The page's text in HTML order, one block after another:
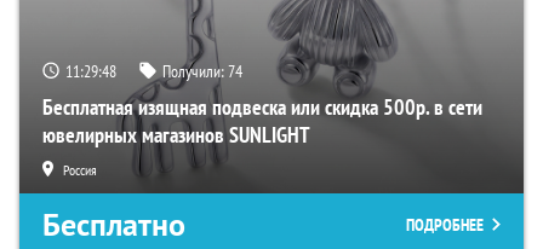
11:29:48 Получили:74
Бесплатная изящная подвеска или скидка 500р. в сети
ювелирных магазинов SUNLIGHT
Россия
Бесплатно ПОДРОБНЕЕ